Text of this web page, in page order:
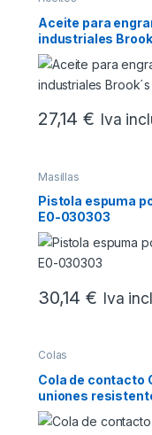
Aceite para
industriales
27,14€ Iva
Masillas
Pistola espuma
E0-030303
30,14€ Iva
Colas
Cola de contacto
uniones